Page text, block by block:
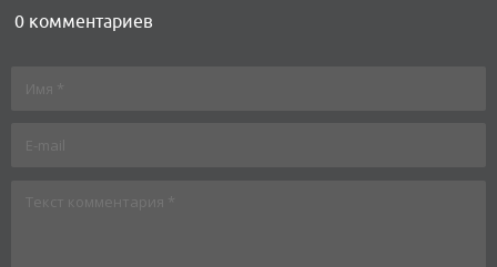
0 комментариев